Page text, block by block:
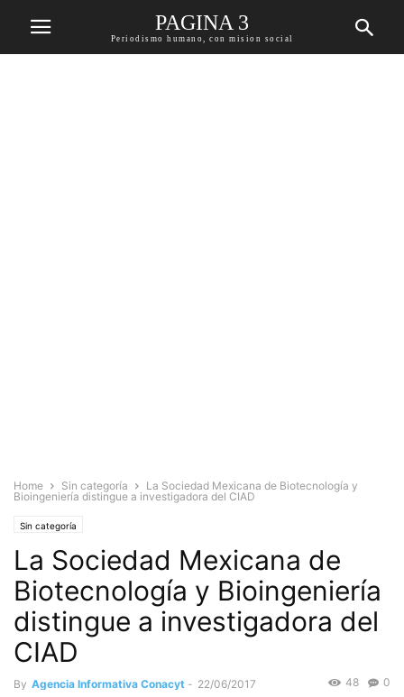
PAGINA 3
Periodismo humano, con mision social
Home Sin categoría
La Sociedad Mexicana de Biotecnología y
Bioingeniería distingue a investigadora del CIAD
Sin categoría
La Sociedad Mexicana de
Biotecnología y Bioingeniería
distingue a investigadora del
CIAD
By Agencia Informativa Conacyt - 22/06/2017 0
48